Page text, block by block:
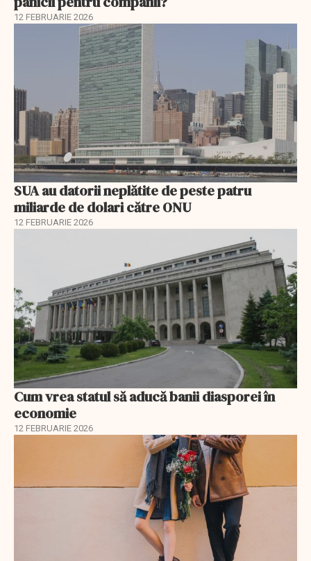
12 FEBRUARIE 2026
SUA au datorii neplătite de peste patru
miliarde de dolari către ONU
12 FEBRUARIE 2026
Cum vrea statul să aducă banii diasporei în
economie
12 FEBRUARIE 2026